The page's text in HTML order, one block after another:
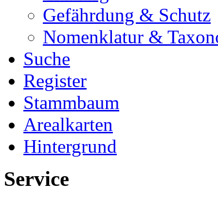
Gefährdung & Schutz
Nomenklatur &
Suche
Register
Stammbaum
Arealkarten
Hintergrund
Service